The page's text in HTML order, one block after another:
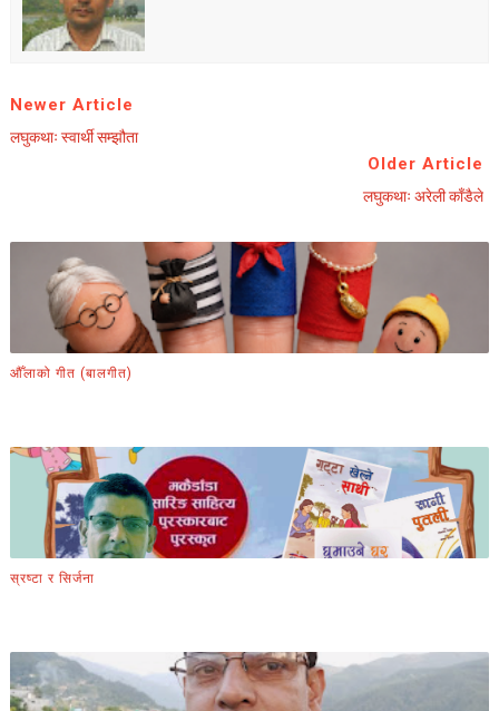
Newer Article
लघुकथाः स्वार्थी सम्झौता
Older Article
लघुकथाः अरेली काँडैले
औँलाको गीत (बालगीत)
स्रष्टा र सिर्जना